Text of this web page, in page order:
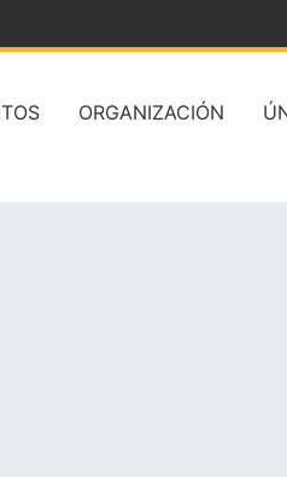
ORGANIZACIÓN